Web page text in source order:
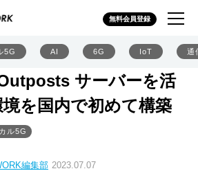
無料会員登録
5G AI 6G IoT 通
サーバーを活
を国内で初めて構築
ル5G
編集部 2023.07.07